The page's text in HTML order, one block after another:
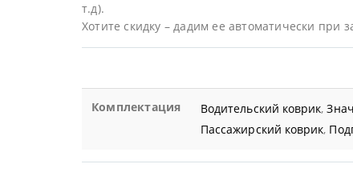
т.д).
Хотите скидку – дадим ее автоматически при
Комплектация Водительский коврик,
Пассажирский коврик,